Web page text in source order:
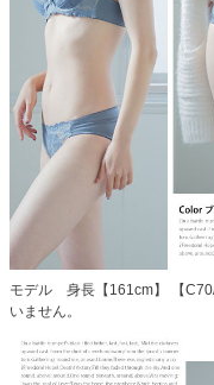
モデル 身長【161cm】 【
いません。